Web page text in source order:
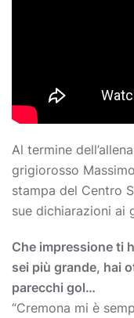
Al termine
grigiorosso Massimo
stampa del Centro
sue dichiarazioni ai
Che impressione ti
sei più grande, hai
parecchi gol…
“Cremona mi è